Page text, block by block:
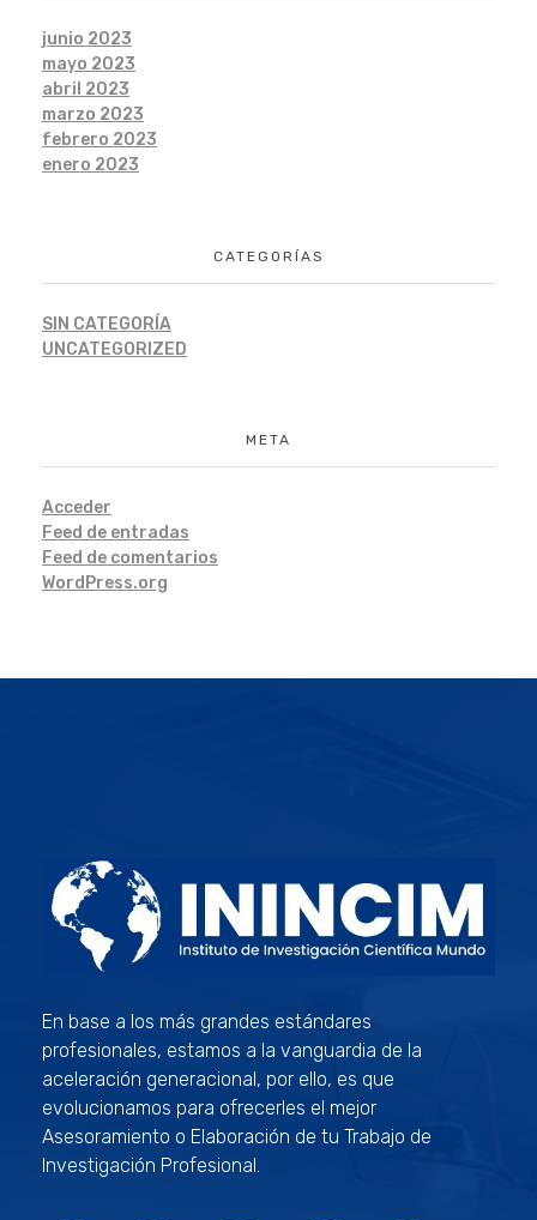
junio 2023
mayo 2023
abril 2023
marzo 2023
febrero 2023
enero 2023
CATEGORÍAS
SIN CATEGORÍA
UNCATEGORIZED
META
Acceder
Feed de entradas
Feed de comentarios
WordPress.org
En base a los más grandes estándares
profesionales, estamos a la vanguardia de la
aceleración generacional, por ello, es que
evolucionamos para ofrecerles el mejor
Asesoramiento o Elaboración de tu Trabajo de
Investigación Profesional.